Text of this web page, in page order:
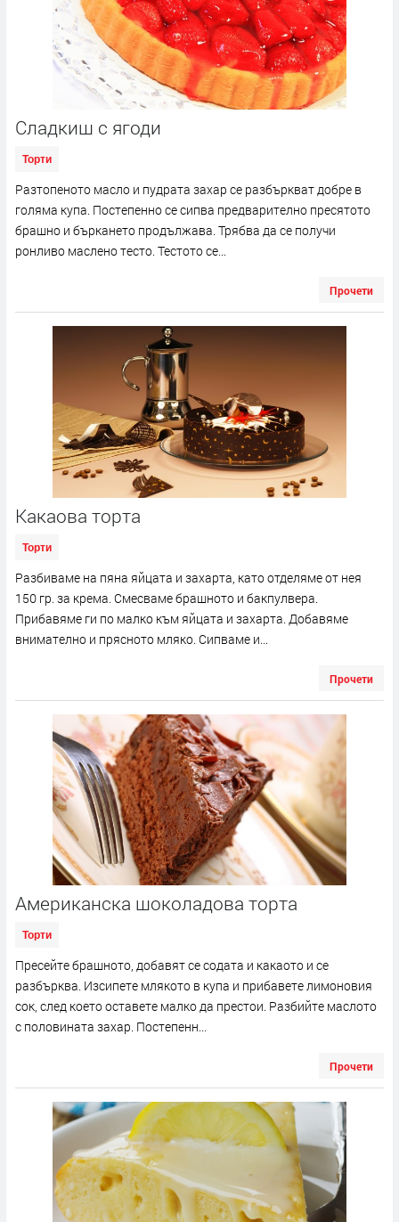
Сладкиш с ягоди
Торти
Разтопеното масло и пудрата захар се разбъркват добре в
голяма купа. Постепенно се сипва предварително пресятото
брашно и бъркането продължава. Трябва да се получи
ронливо маслено тесто. Тестото се...
Прочети
Какаова торта
Торти
Разбиваме на пяна яйцата и захарта, като отделяме от нея
150 гр. за крема. Смесваме брашното и бакпулвера.
Прибавяме ги по малко към яйцата и захарта. Добавяме
внимателно и прясното мляко. Сипваме и...
Прочети
Американска шоколадова торта
Торти
Пресейте брашното, добавят се содата и какаото и се
разбърква. Изсипете млякото в купа и прибавете лимоновия
сок, след което оставете малко да престои. Разбийте маслото
с половината захар. Постепенн...
Прочети